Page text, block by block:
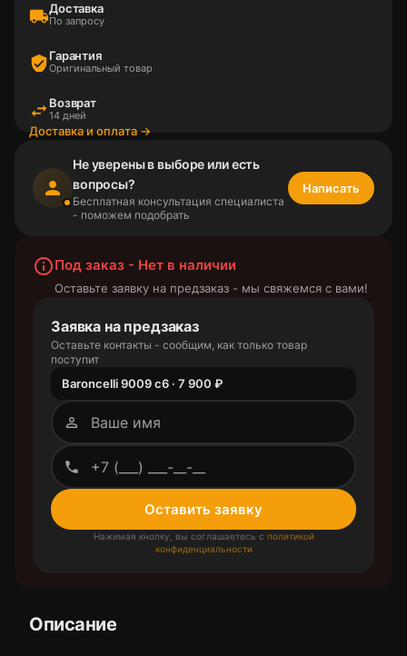
local_shippingДоставка
По запросу
verified_userГарантия
Оригинальный товар
swap_horiz Возврат
14 дней
Доставка и оплата →
person
Не уверены в выборе или есть
вопросы?
Бесплатная консультация специалиста
- поможем подобрать
Написать
info_outlineПод заказ - Нет в наличии
Оставьте заявку на предзаказ - мы свяжемся с вами!
Заявка на предзаказ
Оставьте контакты - сообщим, как только товар
поступит
Baroncelli 9009 c6 · 7 900 ₽
person_outline
phone_outlined
Оставить заявку
Нажимая кнопку, вы соглашаетесь с политикой
конфиденциальности
Описание